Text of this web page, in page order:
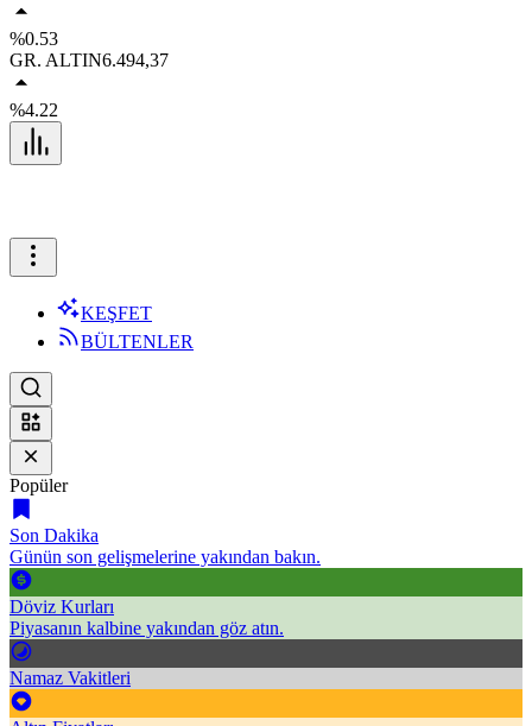
%0.53
GR. ALTIN6.494,37
%4.22
KEŞFET
BÜLTENLER
Popüler
Son Dakika
Günün son gelişmelerine yakından bakın.
Döviz Kurları
Piyasanın kalbine yakından göz atın.
Namaz Vakitleri